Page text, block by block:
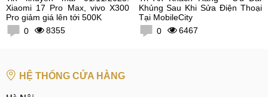
Xiaomi 17 Pro Max, vivo X300
Pro giảm giá lên tới 500K
0
8355
Khủng Sau Khi Sửa Điện Thoại
Tại MobileCity
0
6467
HỆ THỐNG CỬA HÀNG